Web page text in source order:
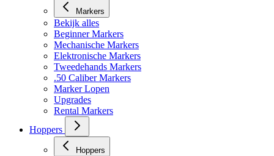
Markers
Bekijk alles
Beginner Markers
Mechanische Markers
Elektronische Markers
Tweedehands Markers
.50 Caliber Markers
Marker Lopen
Upgrades
Rental Markers
Hoppers
Hoppers